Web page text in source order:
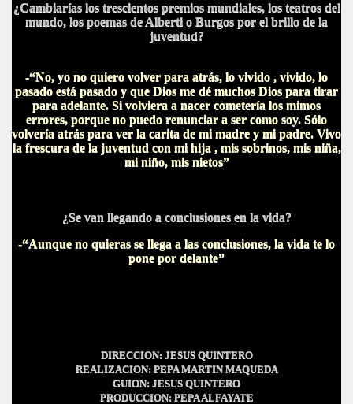
¿Cambiarías los trescientos premios mundiales, los teatros del
mundo, los poemas de Alberti o Burgos por el brillo de la
juventud?
-“No, yo no quiero volver para atrás, lo vivido , vivido, lo
pasado está pasado y que Dios me dé muchos Dios para tirar
para adelante. Si volviera a nacer cometería los mimos
errores, porque no puedo renunciar a ser como soy. Sólo
volvería atrás para ver la carita de mi madre y mi padre. Vivo
la frescura de la juventud con mi hija , mis sobrinos, mis niña,
mi niño, mis nietos”
¿Se van llegando a conclusiones en la vida?
-“Aunque no quieras se llega a las conclusiones, la vida te lo
pone por delante”
DIRECCION: JESUS QUINTERO
REALIZACION: PEPA MARTIN MAQUEDA
GUION: JESUS QUINTERO
PRODUCCION: PEPA ALFAYATE